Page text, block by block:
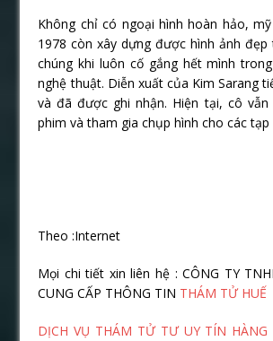
Không chỉ có ngoại hình hoàn hảo,
1978 còn xây dựng được hình ảnh
chúng khi luôn cố gắng hết mình
nghệ thuật. Diễn xuất của Kim Sarang
và đã được ghi nhận. Hiện tại, cô
phim và tham gia chụp hình cho các tạp
Theo :Internet
Mọi chi tiết xin liên hệ : CÔNG TY
CUNG CẤP THÔNG TIN THÁM TỬ HUẾ
DỊCH VỤ THÁM TỬ TƯ UY TÍN